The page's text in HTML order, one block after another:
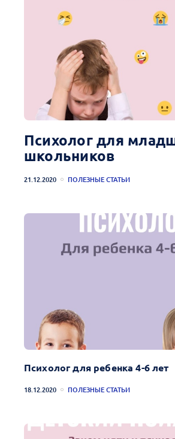
Психолог для
школьников
21.12.2020 ПОЛЕЗНЫЕ СТАТЬИ
Психолог для ребенка 4-6 лет
18.12.2020 ПОЛЕЗНЫЕ СТАТЬИ